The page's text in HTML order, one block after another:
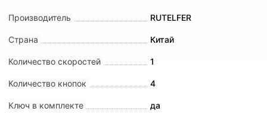
Производитель RUTELFER
Страна Китай
Количество скоростей 1
Количество кнопок 4
Ключ в комплекте да